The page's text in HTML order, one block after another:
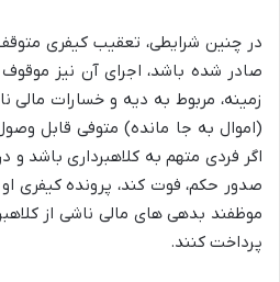
در چنین شرایطی، تعقیب کیفری
صادر شده باشد، اجرای آن نیز
زمینه، مربوط به دیه و خسارات مالی
(اموال به جا مانده) متوفی قابل
اگر فردی متهم به کلاهبرداری باشد
صدور حکم، فوت کند، پرونده کیفری
موظفند بدهی های مالی ناشی از
پرداخت کنند.